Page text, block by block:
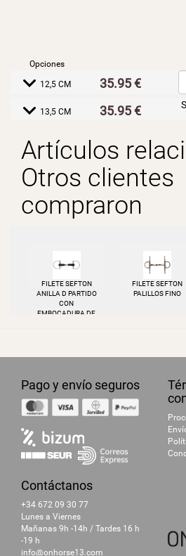
Opciones
E 12,5 CM 35.95 €
E 13,5 CM 35.95 €
Artículos
Otros clientes
compraron
FILETE SEFTON
ANILLA D PARTIDO
CON
EMBOCADURA DE
FILETE SEFTON
PALILLOS FINO
Pago y envío seguros
Contáctanos
+34 672 09 30 77
Lunes a Viernes
Mañanas 9h -14h / Tardes 16 h
-19 h
info@onhorse13.com